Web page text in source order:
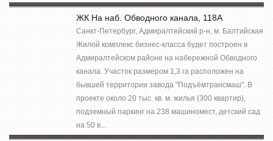
ЖК На наб. Обводного канала, 118А
Санкт-Петербург, Адмиралтейский р-н, м. Балтийская
Жилой комплекс бизнес-класса будет построен в
Адмиралтейском районе на набережной Обводного
канала. Участок размером 1,3 га расположен на
бывшей территории завода "Подъёмтрансмаш". В
проекте около 20 тыс. кв. м. жилья (300 квартир),
подземный паркинг на 238 машиномест, детский сад
на 50 в...